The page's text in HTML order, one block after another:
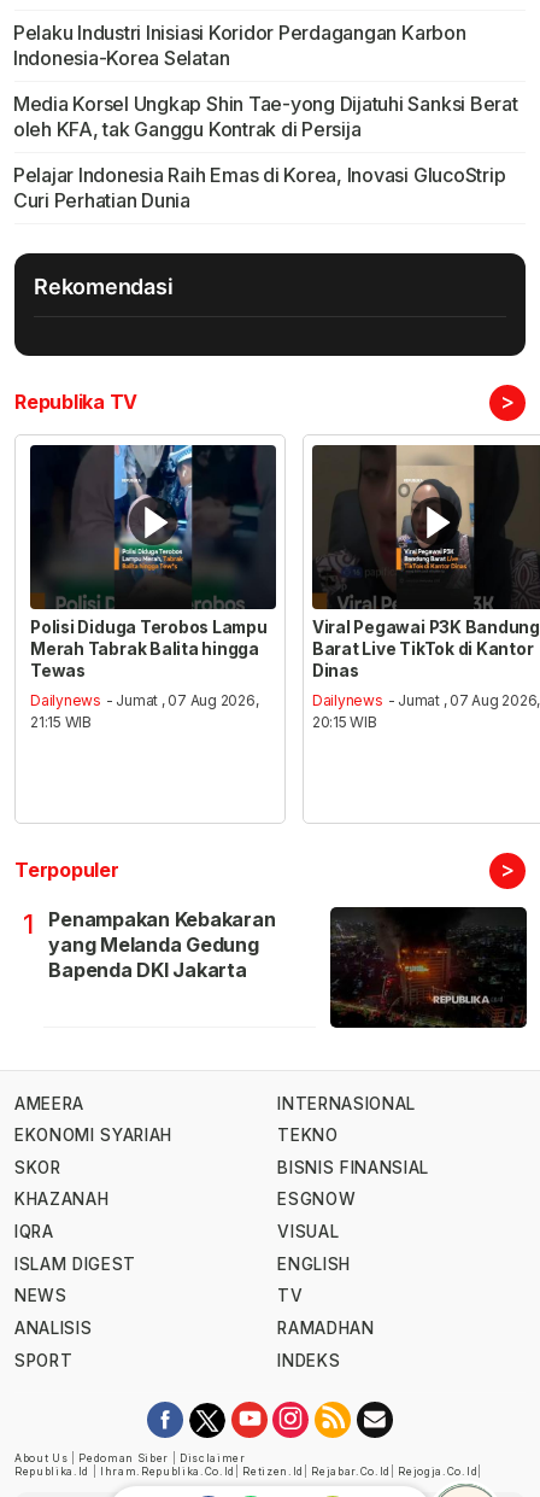
Pelaku Industri Inisiasi Koridor Perdagangan Karbon
Indonesia-Korea Selatan
Media Korsel Ungkap Shin Tae-yong Dijatuhi Sanksi Berat
oleh KFA, tak Ganggu Kontrak di Persija
Pelajar Indonesia Raih Emas di Korea, Inovasi GlucoStrip
Curi Perhatian Dunia
Rekomendasi
Republika TV >
Polisi Diduga Terobos Lampu
Merah Tabrak Balita hingga
Tewas
Dailynews - Jumat , 07 Aug 2026,
21:15 WIB
Viral Pegawai P3K Bandung
Barat Live TikTok di Kantor
Dinas
Dailynews - Jumat , 07 Aug 2026,
20:15 WIB
Terpopuler >
1
Penampakan Kebakaran
yang Melanda Gedung
Bapenda DKI Jakarta
AMEERA
EKONOMI SYARIAH
SKOR
KHAZANAH
IQRA
ISLAM DIGEST
NEWS
ANALISIS
SPORT
INTERNASIONAL
TEKNO
BISNIS FINANSIAL
ESGNOW
VISUAL
ENGLISH
TV
RAMADHAN
INDEKS
About Us Pedoman Siber
Disclaimer
Republika.id
Ihram.republika.co.id Retizen.id Rejabar.co.id Rejogja.co.id